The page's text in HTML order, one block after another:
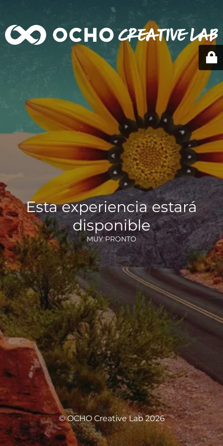
Esta experiencia estará
disponible
MUY PRONTO
© OCHO Creative Lab 2026